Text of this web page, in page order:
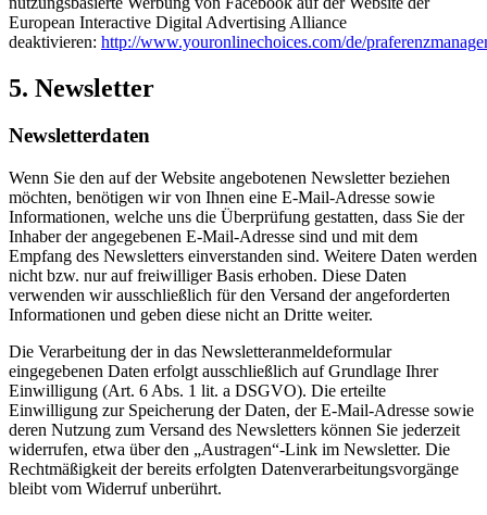
European Interactive Digital Advertising Alliance
deaktivieren: http://www.youronlinechoices.com/de/
5. Newsletter
Newsletterdaten
Wenn Sie den auf der Website angebotenen Newsletter beziehen
möchten, benötigen wir von Ihnen eine E-Mail-Adresse sowie
Informationen, welche uns die Überprüfung gestatten, dass Sie der
Inhaber der angegebenen E-Mail-Adresse sind und mit dem
Empfang des Newsletters einverstanden sind. Weitere Daten werden
nicht bzw. nur auf freiwilliger Basis erhoben. Diese Daten
verwenden wir ausschließlich für den Versand der angeforderten
Informationen und geben diese nicht an Dritte weiter.
Die Verarbeitung der in das Newsletteranmeldeformular
eingegebenen Daten erfolgt ausschließlich auf Grundlage Ihrer
Einwilligung (Art. 6 Abs. 1 lit. a DSGVO). Die erteilte
Einwilligung zur Speicherung der Daten, der E-Mail-Adresse sowie
deren Nutzung zum Versand des Newsletters können Sie jederzeit
widerrufen, etwa über den „Austragen“-Link im Newsletter. Die
Rechtmäßigkeit der bereits erfolgten Datenverarbeitungsvorgänge
bleibt vom Widerruf unberührt.